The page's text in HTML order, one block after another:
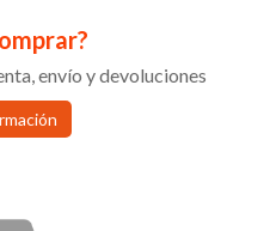
envío y devoluciones